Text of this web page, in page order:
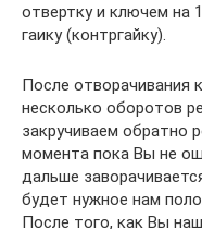
отвертку и ключем на
гаику (контргайку).
После отворачивания
несколько оборотов
закручиваем обратно
момента пока Вы не
дальше
будет нужное нам
После того, как Вы